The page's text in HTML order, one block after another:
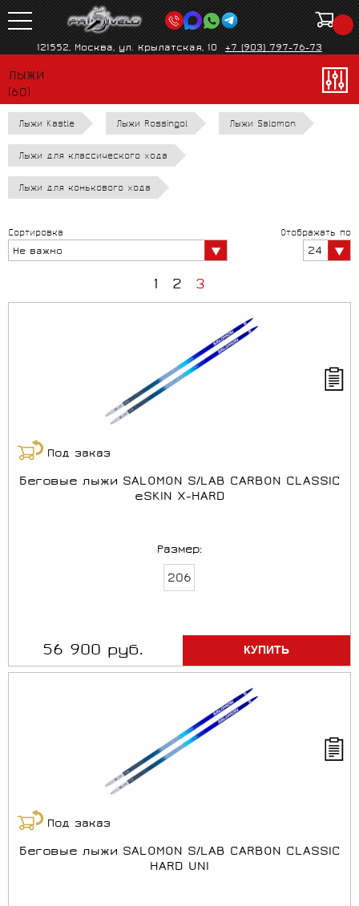
121552, Москва, ул. Крылатская, 10 +7 (903) 797-76-73
ЛЫЖИ
(60)
Лыжи Kastle Лыжи Rossingol Лыжи Salomon
Лыжи для классического хода
Лыжи для конькового хода
Сортировка
Не важно
Отображать по
24
1 2 3
Под заказ
Беговые лыжи SALOMON S/LAB CARBON CLASSIC
eSKIN X-HARD
Размер:
206
56 900 руб.
Под заказ
Беговые лыжи SALOMON S/LAB CARBON CLASSIC
HARD UNI